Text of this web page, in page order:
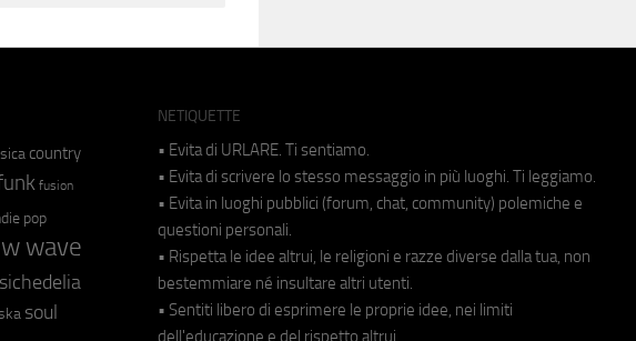
country
fusion
pop
wave
soul
NETIQUETTE
• Evita di URLARE. Ti sentiamo.
• Evita di scrivere lo stesso messaggio in più luoghi. Ti leggiamo.
• Evita in luoghi pubblici (forum, chat, community) polemiche e
questioni personali.
• Rispetta le idee altrui, le religioni e razze diverse dalla tua, non
bestemmiare né insultare altri utenti.
• Sentiti libero di esprimere le proprie idee, nei limiti
dell'educazione e del rispetto altrui.